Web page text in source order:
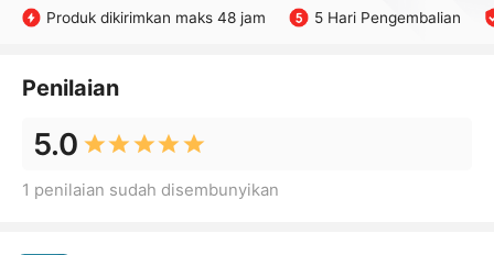
Produk dikirimkan maks 48 jam 5 Hari Pengembalian
Penilaian
5.0
1 penilaian sudah disembunyikan